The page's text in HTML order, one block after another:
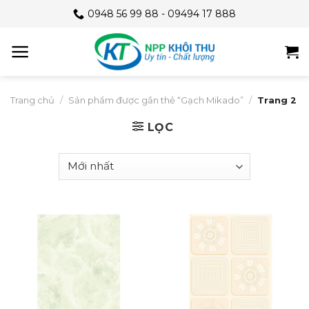
content
0948 56 99 88 - 09494 17 888
Trang chủ / Sản phẩm được gắn thẻ “Gạch Mikado” / Trang 2
LỌC